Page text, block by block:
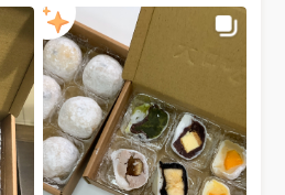
道！ 芋頭控一定會很喜歡💕 芋
頭+草莓是我心中最完美的組合
❤️ #奶油綠豆草莓大福 內餡綿
密，奶油豆沙餡也好好吃😋 甜
度上比芋頭稍甜ㄧ咪咪 #抹茶紅
豆大福 這口味是第一次買 相較
之下，就……不出色了😂😂 #
金桃家草莓大福 #mina吃貨人
生 #mina吃台南 #2021MENU
聖誕禮物換起來